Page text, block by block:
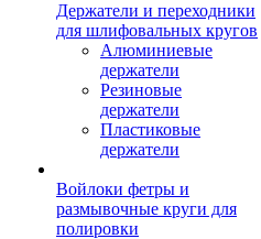
Держатели и переходники
для шлифовальных кругов
Алюминиевые
держатели
Резиновые
держатели
Пластиковые
держатели
Войлоки фетры и
размывочные круги для
полировки